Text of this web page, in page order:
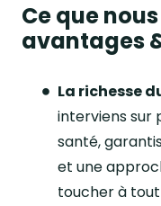
Ce que
avantages
La richesse
interviens sur
santé,
et une
toucher à